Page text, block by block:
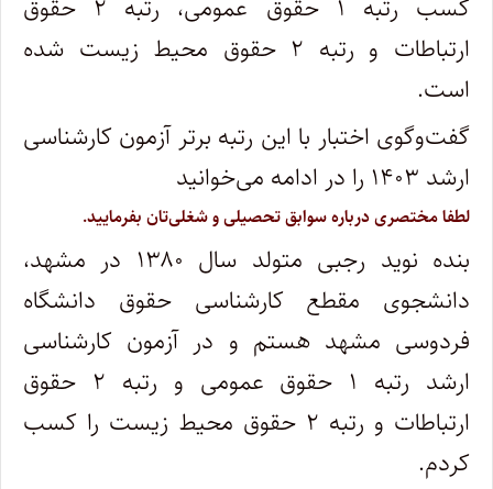
کسب رتبه ۱ حقوق عمومی، رتبه ۲ حقوق
ارتباطات و رتبه ۲ حقوق محیط زیست شده
است.
گفت‌وگوی اختبار با این رتبه برتر آزمون کارشناسی
ارشد ۱۴۰۳ را در ادامه می‌خوانید
لطفا مختصری درباره سوابق تحصیلی و شغلی‌تان بفرمایید.
بنده نوید رجبی متولد سال ۱۳۸۰ در مشهد،
دانشجوی مقطع کارشناسی حقوق دانشگاه
فردوسی مشهد هستم و در آزمون کارشناسی
ارشد رتبه ۱ حقوق عمومی و رتبه ۲ حقوق
ارتباطات و رتبه ۲ حقوق محیط زیست را کسب
کردم.